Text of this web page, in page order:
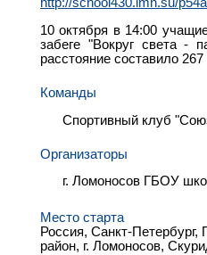
http://school430.lmn.su/
10 октября в 14:00
забеге "Вокруг света -
расстояние составило 267
Команды
Спортивный клуб
Организаторы
г. Ломоносов ГБОУ
Место старта
Россия, Санкт-
район, г. Ломоносов,